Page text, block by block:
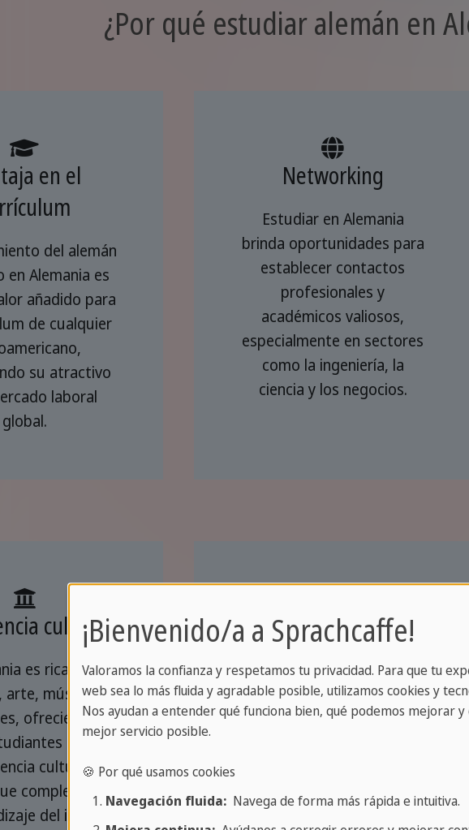
¿Por qué estudiar alemán en
en el
del alemán
en Alemania es
añadido para
de cualquier
su atractivo
laboral
global.
Networking
Estudiar en Alemania
brinda oportunidades para
establecer contactos
profesionales y
académicos valiosos,
especialmente en sectores
como la ingeniería, la
ciencia y los negocios.
cultural
es rica en
arte, música y
ofreciendo a
una
cultural
complementa
del idioma.
Vida estudiantil
Las ciudades alemanas
ofrecen una vida
estudiantil emocionante,
sociales, en las cuales
podrás practicar el alemán.
¡Bienvenido/a a Sprachcaffe!
Valoramos la confianza y respetamos tu privacidad. Para que tu
web sea lo más fluida y agradable posible, utilizamos cookies y
Nos ayudan a entender qué funciona bien, qué podemos mejorar
mejor servicio posible.
🍪 Por qué usamos cookies
Navegación fluida:Navega de forma más rápida e intuitiva.